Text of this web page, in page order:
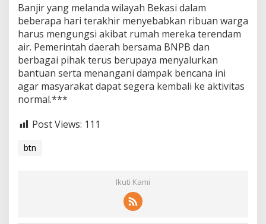
Banjir yang melanda wilayah Bekasi dalam
beberapa hari terakhir menyebabkan ribuan warga
harus mengungsi akibat rumah mereka terendam
air. Pemerintah daerah bersama BNPB dan
berbagai pihak terus berupaya menyalurkan
bantuan serta menangani dampak bencana ini
agar masyarakat dapat segera kembali ke aktivitas
normal.***
Post Views: 111
btn
Ikuti Kami